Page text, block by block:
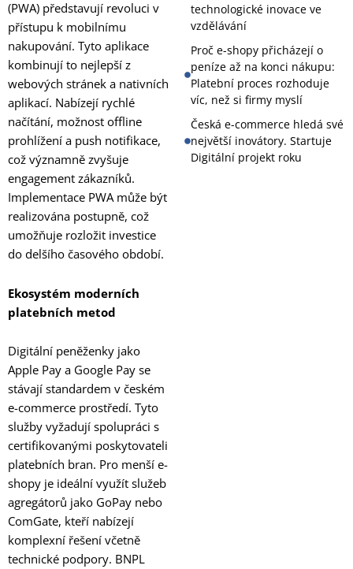
(PWA) představují revoluci v
přístupu k mobilnímu
nakupování. Tyto aplikace
kombinují to nejlepší z
webových stránek a nativních
aplikací. Nabízejí rychlé
načítání, možnost offline
prohlížení a push notifikace,
což významně zvyšuje
engagement zákazníků.
Implementace PWA může být
realizována postupně, což
umožňuje rozložit investice
do delšího časového období.
Ekosystém moderních
platebních metod
Digitální peněženky jako
Apple Pay a Google Pay se
stávají standardem v českém
e-commerce prostředí. Tyto
služby vyžadují spolupráci s
certifikovanými poskytovateli
platebních bran. Pro menší e-
shopy je ideální využít služeb
agregátorů jako GoPay nebo
ComGate, kteří nabízejí
komplexní řešení včetně
technické podpory. BNPL
technologické inovace ve
vzdělávání
Proč e-shopy přicházejí o
peníze až na konci nákupu:
Platební proces rozhoduje
víc, než si firmy myslí
Česká e-commerce hledá své
největší inovátory. Startuje
Digitální projekt roku